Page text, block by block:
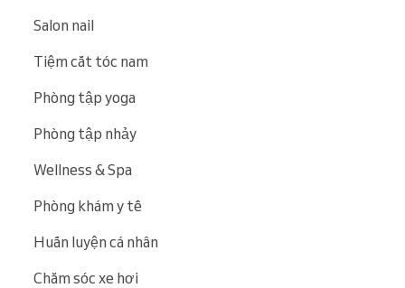
Salon nail
Tiệm cắt tóc nam
Phòng tập yoga
Phòng tập nhảy
Wellness & Spa
Phòng khám y tế
Huấn luyện cá nhân
Chăm sóc xe hơi